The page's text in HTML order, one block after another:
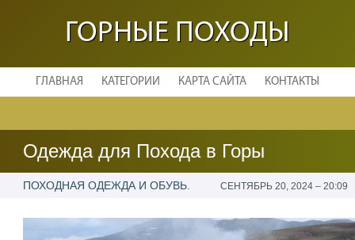
ГОРНЫЕ ПОХОДЫ
ГЛАВНАЯ КАТЕГОРИИ КАРТА САЙТА КОНТАКТЫ
Одежда для Похода в Горы
ПОХОДНАЯ ОДЕЖДА И ОБУВЬ. СЕНТЯБРЬ 20, 2024 – 20:09